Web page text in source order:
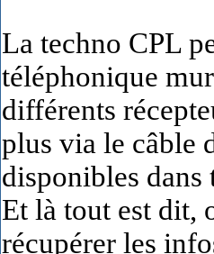
La techno CPL
téléphonique
différents
plus via le câble
disponibles dans
Et là tout est dit,
récupérer les